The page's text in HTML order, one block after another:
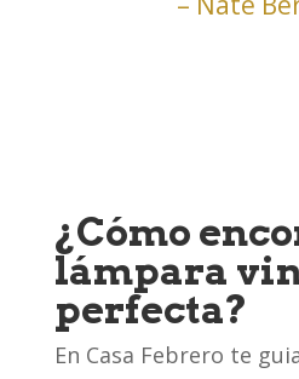
¿Cómo
lámpara
perfecta?
En Casa Febrero te